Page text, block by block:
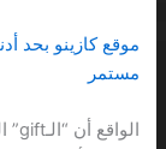
موقع كازينو بحد
مستمر